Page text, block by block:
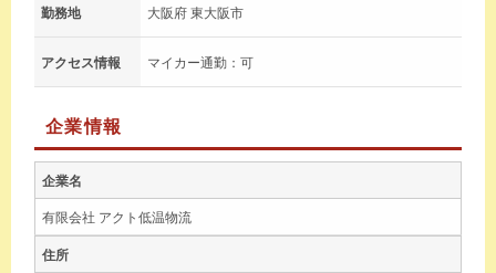
勤務地 大阪府 東大阪市
アクセス情報 マイカー通勤：可
企業情報
企業名
有限会社 アクト低温物流
住所